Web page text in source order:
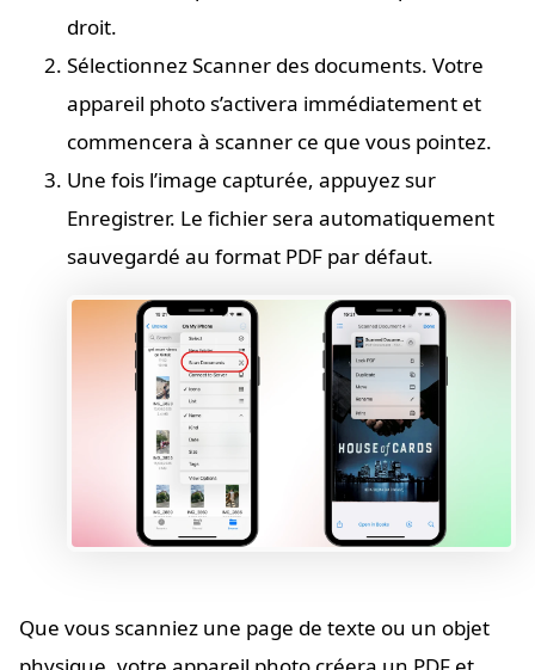
droit.
Sélectionnez Scanner des documents. Votre
appareil photo s’activera immédiatement et
commencera à scanner ce que vous pointez.
Une fois l’image capturée, appuyez sur
Enregistrer. Le fichier sera automatiquement
sauvegardé au format PDF par défaut.
Que vous scanniez une page de texte ou un objet